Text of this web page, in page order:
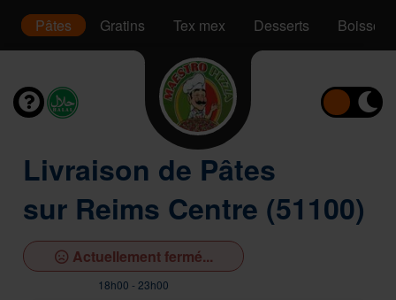
Pâtes Gratins Tex mex Desserts Boissons
Livraison de Pâtes
sur Reims Centre (51100)
Actuellement fermé...
18h00 - 23h00